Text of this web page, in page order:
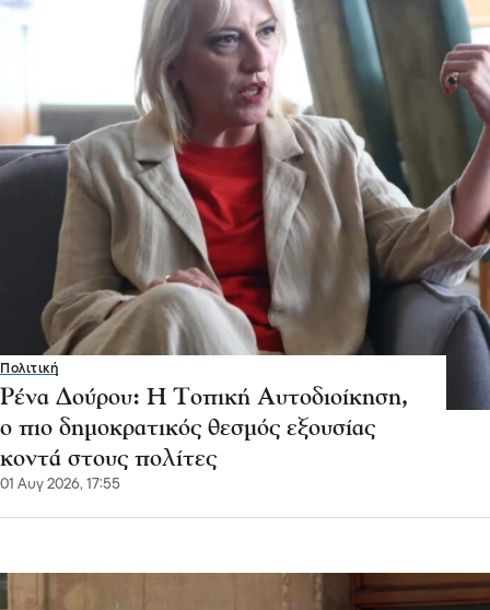
Πολιτική
Ρένα Δούρου: Η Τοπική Αυτοδιοίκηση,
ο πιο δημοκρατικός θεσμός εξουσίας
κοντά στους πολίτες
01 Αυγ 2026, 17:55